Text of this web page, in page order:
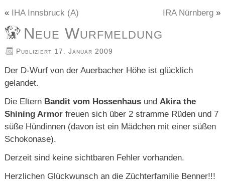
« IHA Innsbruck (A) IRA Nürnberg»
Neue Wurfmeldung
Publiziert 17. Januar 2009
Der D-Wurf von der Auerbacher Höhe ist glücklich
gelandet.
Die Eltern Bandit vom Hossenhaus undAkira the
Shining Armor freuen sich über 2 stramme Rüden und 7
süße Hündinnen (davon ist ein Mädchen mit einer süßen
Schokonase).
Derzeit sind keine sichtbaren Fehler vorhanden.
Herzlichen Glückwunsch an die Züchterfamilie Benner!!!